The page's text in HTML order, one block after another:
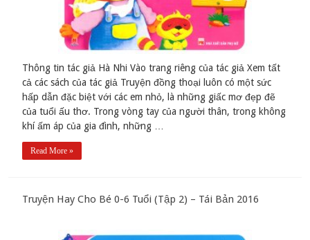
Thông tin tác giả Hà Nhi Vào trang riêng của tác giả Xem tất
cả các sách của tác giả Truyện đồng thoại luôn có một sức
hấp dẫn đặc biệt với các em nhỏ, là những giấc mơ đẹp đẽ
của tuổi ấu thơ. Trong vòng tay của người thân, trong không
khí ấm áp của gia đình, những …
Read More »
Truyện Hay Cho Bé 0-6 Tuổi (Tập 2) – Tái Bản 2016